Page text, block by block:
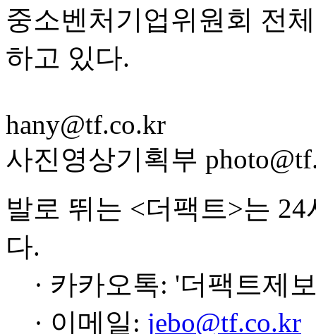
중소벤처기업위원회 전
하고 있다.
hany@tf.co.kr
사진영상기획부
발로 뛰는 <더팩트>는
다.
· 카카오톡: '더팩트제
· 이메일: jebo@tf.co.kr